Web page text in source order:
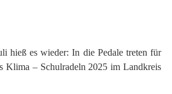
hieß es wieder: In die Pedale treten für
Klima – Schulradeln 2025 im Landkreis